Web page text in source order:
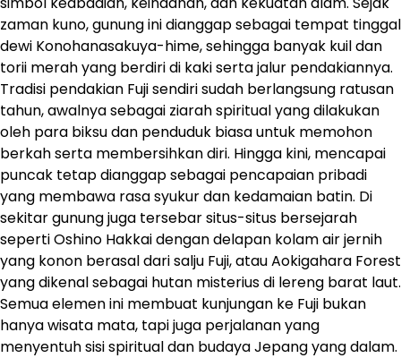
zaman kuno, gunung ini dianggap sebagai tempat tinggal
dewi Konohanasakuya-hime, sehingga banyak kuil dan
torii merah yang berdiri di kaki serta jalur pendakiannya.
Tradisi pendakian Fuji sendiri sudah berlangsung ratusan
tahun, awalnya sebagai ziarah spiritual yang dilakukan
oleh para biksu dan penduduk biasa untuk memohon
berkah serta membersihkan diri. Hingga kini, mencapai
puncak tetap dianggap sebagai pencapaian pribadi
yang membawa rasa syukur dan kedamaian batin. Di
sekitar gunung juga tersebar situs-situs bersejarah
seperti Oshino Hakkai dengan delapan kolam air jernih
yang konon berasal dari salju Fuji, atau Aokigahara Forest
yang dikenal sebagai hutan misterius di lereng barat laut.
Semua elemen ini membuat kunjungan ke Fuji bukan
hanya wisata mata, tapi juga perjalanan yang
menyentuh sisi spiritual dan budaya Jepang yang dalam.